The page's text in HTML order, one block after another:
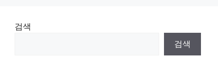
검색
검색